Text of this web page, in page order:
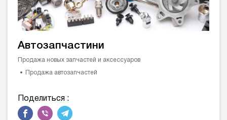
Автозапчастини
Продажа новых запчастей и аксессуаров
Продажа автозапчастей
Поделиться :